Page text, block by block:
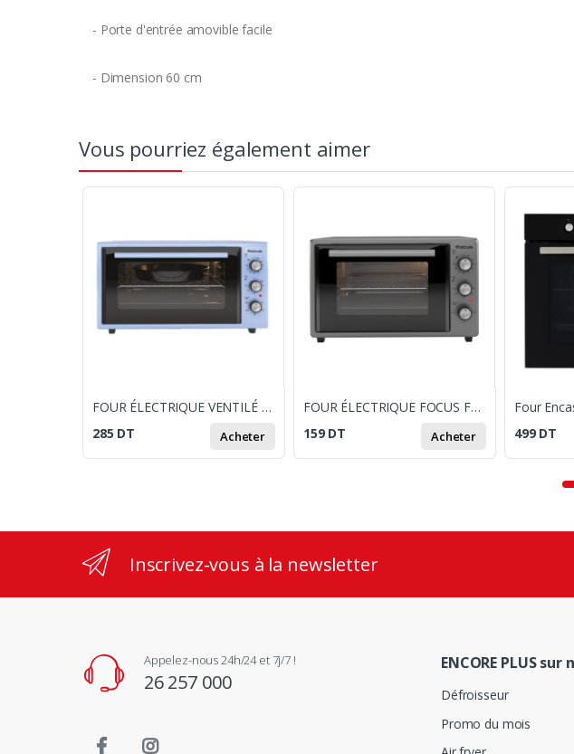
- Porte d'entrée amovible facile
- Dimension 60 cm
Vous pourriez également aimer
FOUR ÉLECTRIQUE VENTILÉ FOCUS F45TR 45L BLEU
285 DT Acheter
FOUR ÉLECTRIQUE FOCUS F35G 35 L - GRIS
159 DT Acheter
499 DT
Inscrivez-vous à la newsletter
Appelez-nous 24h/24 et 7j/7 !
26 257 000
ENCORE PLUS
Défroisseur
Promo du mois